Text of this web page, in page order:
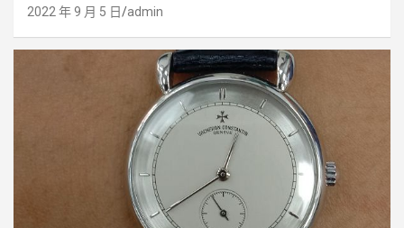
2022 年 9 月 5 日 admin